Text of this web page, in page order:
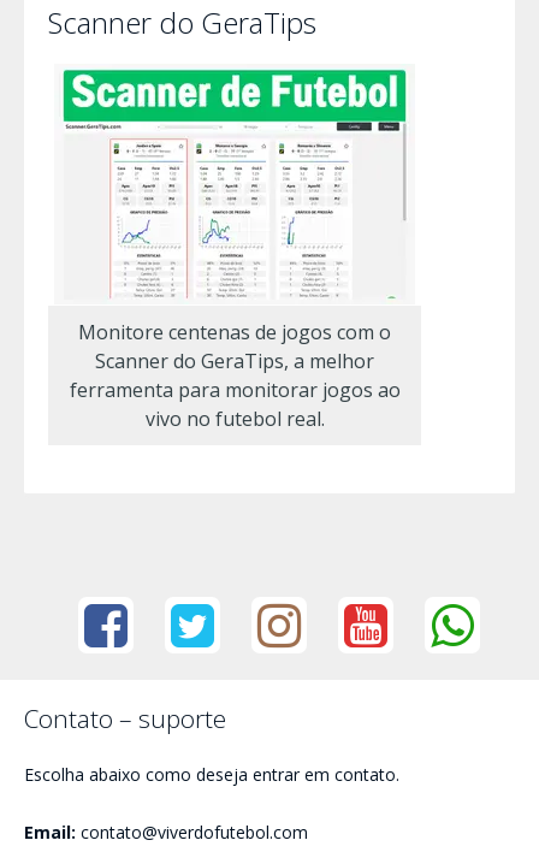
Scanner do GeraTips
Monitore centenas de jogos com o
Scanner do GeraTips, a melhor
ferramenta para monitorar jogos ao
vivo no futebol real.
Contato – suporte
Escolha abaixo como deseja entrar em contato.
Email: contato@viverdofutebol.com